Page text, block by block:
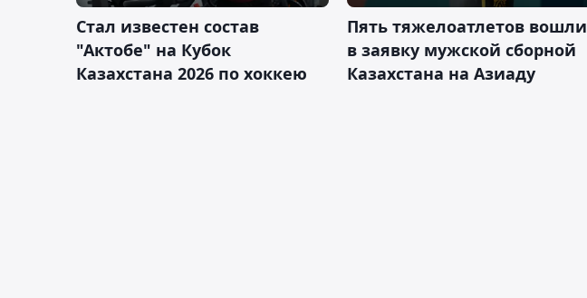
Стал известен состав
"Актобе" на Кубок
Казахстана 2026 по хоккею
Пять тяжелоатлетов вошли
в заявку мужской сборной
Казахстана на Азиаду